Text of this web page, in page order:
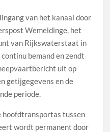
van het kanaal door
Wemeldinge, het
van Rijkswaterstaat in
bemand en zendt
uit op
getijgegevens en de
periode.
hoofdtransportas tussen
wordt permanent door